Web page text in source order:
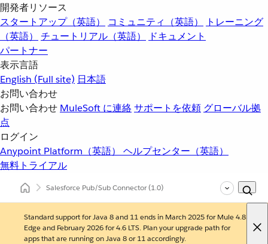
開発者リソース
スタートアップ（英語）
コミュニティ（英語）
トレーニング
（英語）
チュートリアル（英語）
ドキュメント
パートナー
表示言語
English (Full site) 日本語
お問い合わせ
お問い合わせ MuleSoft に連絡サポートを依頼 グローバル拠
点
ログイン
Anypoint Platform（英語） ヘルプセンター（英語）
無料トライアル
Salesforce Pub/Sub Connector(1.0)
Standard support for Java 8 and 11 ends in March 2025 for Mule 4.8
Edge and February 2026 for 4.6 LTS. Plan your upgrade path for
apps that are running on Java 8 or 11 accordingly.